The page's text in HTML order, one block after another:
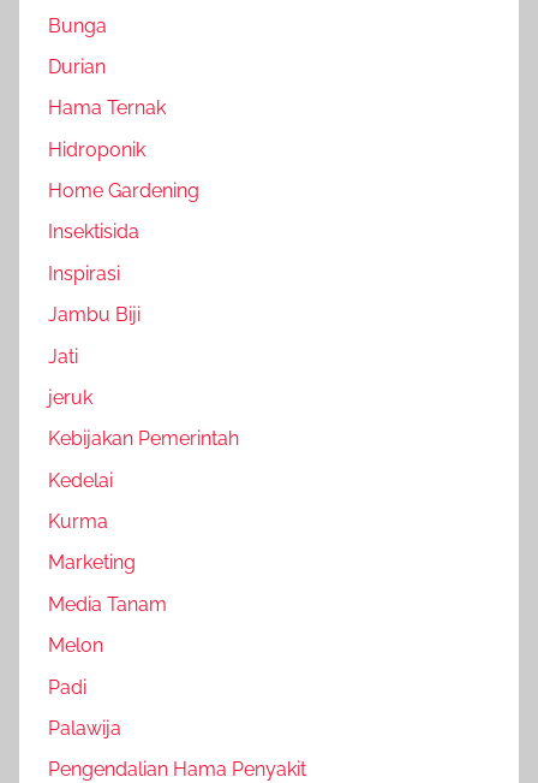
Bunga
Durian
Hama Ternak
Hidroponik
Home Gardening
Insektisida
Inspirasi
Jambu Biji
Jati
jeruk
Kebijakan Pemerintah
Kedelai
Kurma
Marketing
Media Tanam
Melon
Padi
Palawija
Pengendalian Hama Penyakit